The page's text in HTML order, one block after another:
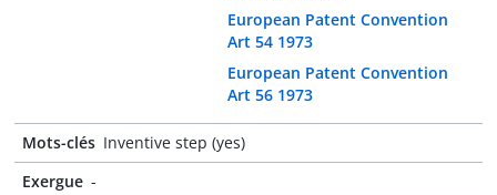
European Patent Convention
Art 54 1973
European Patent Convention
Art 56 1973
Mots-clés Inventive step (yes)
Exergue -